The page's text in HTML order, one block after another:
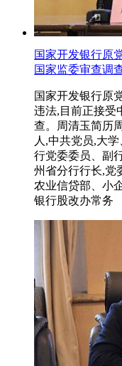
国家开发银行原
国家监委审查调
国家开发银行原
违法,目前正接受
查。周清玉简历
人,中共党员,大
行党委委员、副
州省分行行长,党
农业信贷部、小
银行股改办常务